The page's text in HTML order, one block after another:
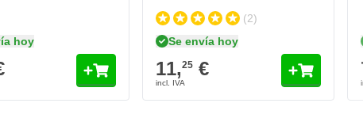
hoy
(2)
Se envía hoy
11,25 €